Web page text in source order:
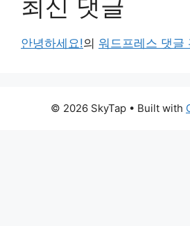
최신 댓글
안녕하세요!의 워드프레스 댓글
© 2026 SkyTap • Built with